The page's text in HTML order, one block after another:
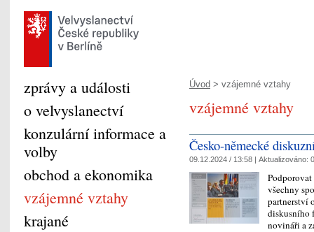
Úvod > vzájemné vztahy
vzájemné vztahy
Česko-německé
09.12.2024 / 13:58 | Aktualizováno:
všechny
partnerství
diskusního
novináři a
zprávy a události
o velvyslanectví
konzulární informace a
volby
obchod a ekonomika
vzájemné vztahy
krajané